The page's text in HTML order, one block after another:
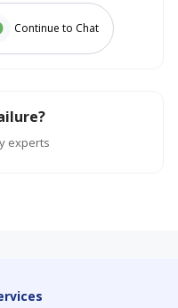
Continue to Chat
experts